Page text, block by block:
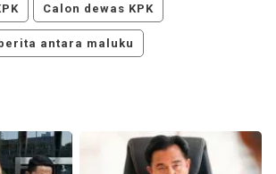
Calon dewas KPK
berita antara maluku